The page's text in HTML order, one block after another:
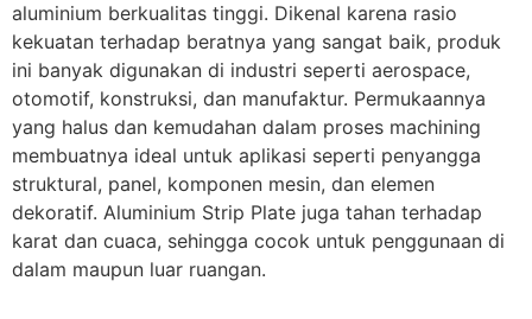
aluminium berkualitas tinggi. Dikenal karena rasio
kekuatan terhadap beratnya yang sangat baik, produk
ini banyak digunakan di industri seperti aerospace,
otomotif, konstruksi, dan manufaktur. Permukaannya
yang halus dan kemudahan dalam proses machining
membuatnya ideal untuk aplikasi seperti penyangga
struktural, panel, komponen mesin, dan elemen
dekoratif. Aluminium Strip Plate juga tahan terhadap
karat dan cuaca, sehingga cocok untuk penggunaan di
dalam maupun luar ruangan.